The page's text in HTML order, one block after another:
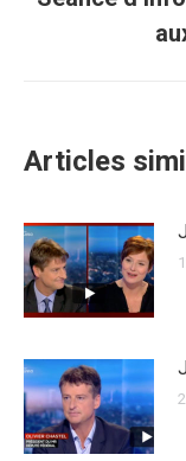
Articles